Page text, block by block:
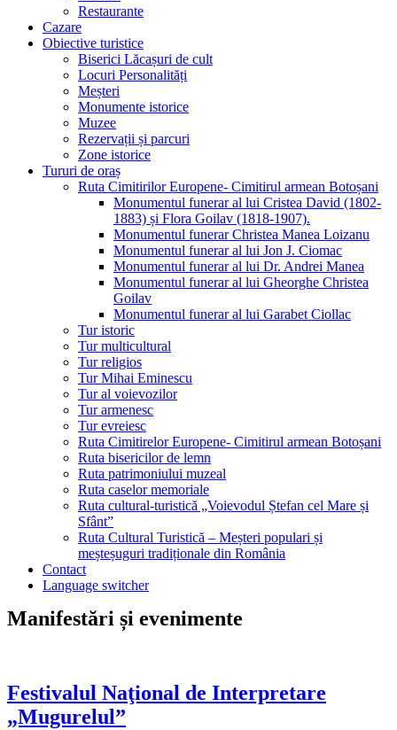
Restaurante
Cazare
Obiective turistice
Biserici Lăcașuri de cult
Locuri Personalități
Meșteri
Monumente istorice
Muzee
Rezervații și parcuri
Zone istorice
Tururi de oraș
Ruta Cimitirilor Europene- Cimitirul armean Botoșani
Monumentul funerar al lui Cristea David (1802-
1883) și Flora Goilav (1818-1907).
Monumentul funerar Christea Manea Loizanu
Monumentul funerar al lui Jon J. Ciomac
Monumentul funerar al lui Dr. Andrei Manea
Monumentul funerar al lui Gheorghe Christea
Goilav
Monumentul funerar al lui Garabet Ciollac
Tur istoric
Tur multicultural
Tur religios
Tur Mihai Eminescu
Tur al voievozilor
Tur armenesc
Tur evreiesc
Ruta Cimitirelor Europene- Cimitirul armean Botoșani
Ruta bisericilor de lemn
Ruta patrimoniului muzeal
Ruta caselor memoriale
Ruta cultural-turistică „Voievodul Ștefan cel Mare și
Sfânt”
Ruta Cultural Turistică – Meșteri populari și
meșteșuguri tradiționale din România
Contact
Language switcher
Manifestări și evenimente
Festivalul Naţional de Interpretare
„Mugurelul”